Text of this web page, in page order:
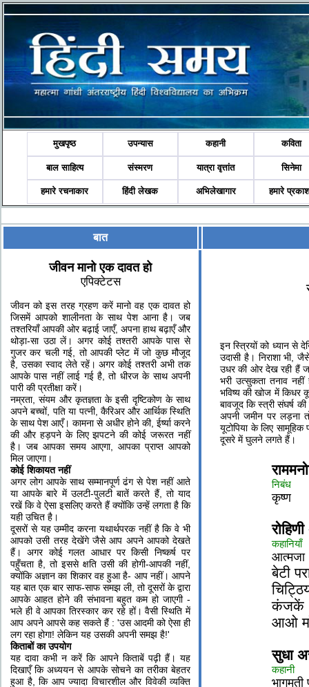
मुखपृष्ठ उपन्यास कहानी कविता
बाल साहित्य संस्मरण यात्रा वृत्तांत सिनेमा
हमारे रचनाकार हिंदी लेखक अभिलेखागार हमारे
बात
जीवन मानो एक दावत हो
एपिक्टेटस
जीवन को इस तरह ग्रहण करें मानो वह एक दावत हो
जिसमें आपको शालीनता के साथ पेश आना है। जब
तश्‍तरियाँ आपकी ओर बढ़ाई जाएँ, अपना हाथ बढ़ाएँ और
थोड़ा-सा उठा लें। अगर कोई तश्‍तरी आपके पास से
गुजर कर चली गई, तो आपकी प्‍लेट में जो कुछ मौजूद
है, उसका स्‍वाद लेते रहें। अगर कोई तश्‍तरी अभी तक
आपके पास नहीं लाई गई है, तो धीरज के साथ अपनी
पारी की प्रतीक्षा करें।
नम्रता, संयम और कृतज्ञता के इसी दृष्टिकोण के साथ
अपने बच्‍चों, पति या पत्‍नी, कैरिअर और आर्थिक स्थिति
के साथ पेश आएँ। कामना से अधीर होने की, ईर्ष्‍या करने
की और हड़पने के लिए झपटने की कोई जरूरत नहीं
है। जब आपका समय आएगा, आपका प्राप्‍त आपको
मिल जाएगा।
कोई शिकायत नहीं
अगर लोग आपके साथ सम्‍मानपूर्ण ढंग से पेश नहीं आते
या आपके बारे में उलटी-पुलटी बातें करते हैं, तो याद
रखें कि वे ऐसा इसलिए करते हैं क्‍योंकि उन्‍हें लगता है कि
यही उचित है।
दूसरों से यह उम्‍मीद करना यथार्थपरक नहीं है कि वे भी
आपको उसी तरह देखेंगे जैसे आप अपने आपको देखते
हैं। अगर कोई गलत आधार पर किसी निष्‍कर्ष पर
पहुँचता है, तो इससे क्षति उसी की होगी-आपकी नहीं,
क्‍योंकि अज्ञान का शिकार वह हुआ है- आप नहीं। आपने
यह बात एक बार साफ-साफ समझ ली, तो दूसरों के द्वारा
आपके आहत होने की संभावना बहुत कम हो जाएगी -
भले ही वे आपका तिरस्‍कार कर रहे हों। वैसी स्थिति में
आप अपने आपसे कह सकते हैं : 'उस आदमी को ऐसा ही
लग रहा होगा! लेकिन यह उसकी अपनी समझ है!'
किताबों का उपयोग
यह दावा कभी न करें कि आपने किताबें पढ़ी हैं। यह
दिखाएँ कि अध्‍ययन से आपके सोचने का तरीका बेहतर
हुआ है, कि आप ज्‍यादा विचारशील और विवेकी व्‍यक्ति
इन स्त्रियों को ध्यान से
उदासी है। निराशा भी,
उधर की ओर देख रही हैं
भरी उत्सुकता तनाव
भविष्य की खोज में
बावजूद कि स्त्री संघर्ष
अपनी जमीन पर लड़ना
यूटोपिया के लिए
दूसरे में घुलने लगते हैं।
निबंध
कृष्ण
कहानियाँ
आत्मजा
बेटी
कंजकें
आओ
सुधा
कहानी